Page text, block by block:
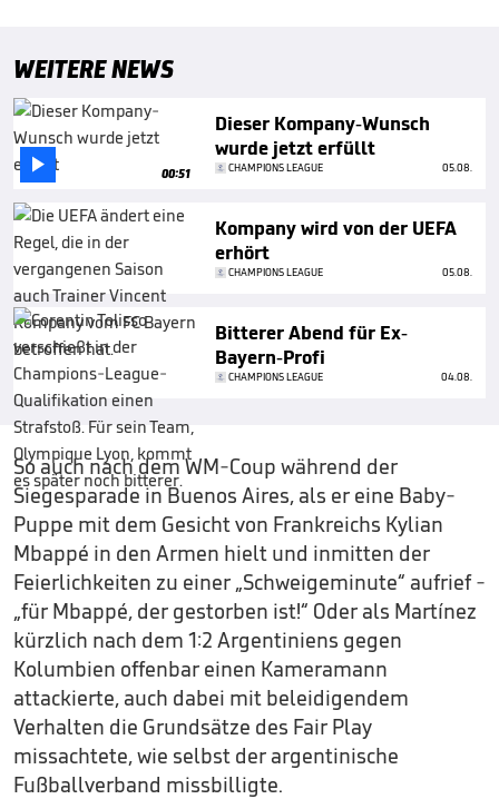
WEITERE NEWS
 00:51
Dieser Kompany-Wunsch
wurde jetzt erfüllt
CHAMPIONS LEAGUE 05.08.
Kompany wird von der UEFA
erhört
CHAMPIONS LEAGUE 05.08.
Bitterer Abend für Ex-
Bayern-Profi
CHAMPIONS LEAGUE 04.08.
So auch nach dem WM-Coup während der
Siegesparade in Buenos Aires, als er eine Baby-
Puppe mit dem Gesicht von Frankreichs Kylian
Mbappé in den Armen hielt und inmitten der
Feierlichkeiten zu einer „Schweigeminute“ aufrief -
„für Mbappé, der gestorben ist!“ Oder als Martínez
kürzlich nach dem 1:2 Argentiniens gegen
Kolumbien offenbar einen Kameramann
attackierte, auch dabei mit beleidigendem
Verhalten die Grundsätze des Fair Play
missachtete, wie selbst der argentinische
Fußballverband missbilligte.